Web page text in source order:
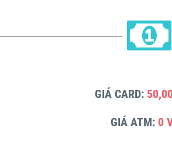
GIÁ CARD:
GIÁ ATM: 0